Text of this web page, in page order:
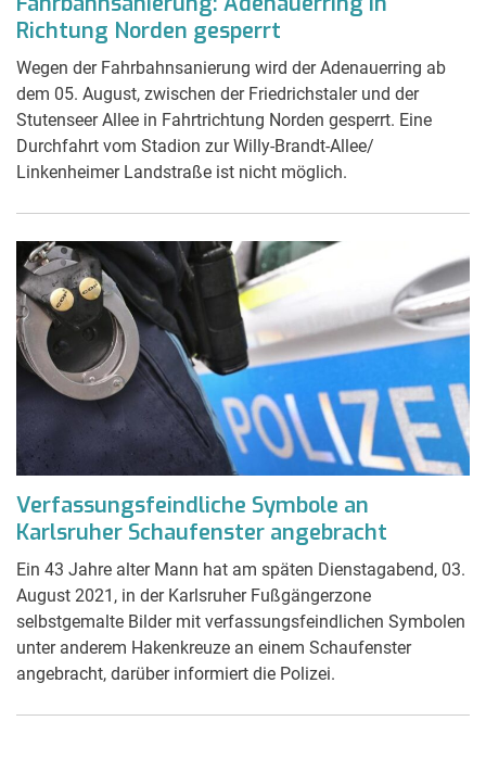
Richtung Norden gesperrt
Wegen der Fahrbahnsanierung wird der Adenauerring ab
dem 05. August, zwischen der Friedrichstaler und der
Stutenseer Allee in Fahrtrichtung Norden gesperrt. Eine
Durchfahrt vom Stadion zur Willy-Brandt-Allee/
Linkenheimer Landstraße ist nicht möglich.
Verfassungsfeindliche Symbole an
Karlsruher Schaufenster angebracht
Ein 43 Jahre alter Mann hat am späten Dienstagabend, 03.
August 2021, in der Karlsruher Fußgängerzone
selbstgemalte Bilder mit verfassungsfeindlichen Symbolen
unter anderem Hakenkreuze an einem Schaufenster
angebracht, darüber informiert die Polizei.